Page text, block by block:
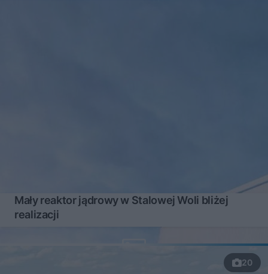
Mały reaktor jądrowy w Stalowej Woli bliżej
realizacji
20